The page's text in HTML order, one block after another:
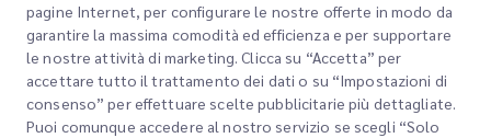
pagine Internet, per configurare le nostre offerte in modo da
garantire la massima comodità ed efficienza e per supportare
le nostre attività di marketing. Clicca su “Accetta” per
accettare tutto il trattamento dei dati o su “Impostazioni di
consenso” per effettuare scelte pubblicitarie più dettagliate.
Puoi comunque accedere al nostro servizio se scegli “Solo